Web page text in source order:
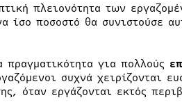
πλειονότητα των
ίσο ποσοστό θα συνιστούσε
για πολλούς
συχνά χειρίζονται
όταν εργάζονται εκτός